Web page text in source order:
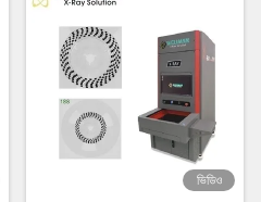
ভিডিও